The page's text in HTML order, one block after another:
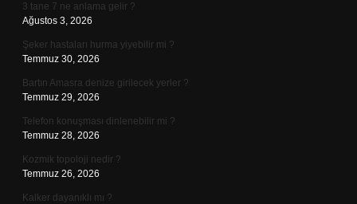
3 tane 7 ne anlama gelir ?
Ağustos 3, 2026
Şeker hastaları hurma yiyebilir mi ?
Temmuz 30, 2026
Bartın Amasra denize girilecek yerler ?
Temmuz 29, 2026
Telefon konuşması dinlenebilir mi ?
Temmuz 28, 2026
Kozmik topoloji nedir ?
Temmuz 26, 2026
Kalker dayanıklı mı ?